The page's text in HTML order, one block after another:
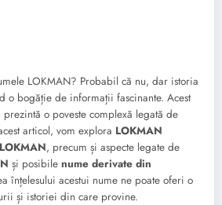
LOKMAN? Probabil că nu, dar istoria
o bogăție de informații fascinante. Acest
o poveste complexă legată de
articol, vom explora LOKMAN
, precum și aspecte legate de
și posibile nume derivate din
înțelesului acestui nume ne poate oferi o
și istoriei din care provine.